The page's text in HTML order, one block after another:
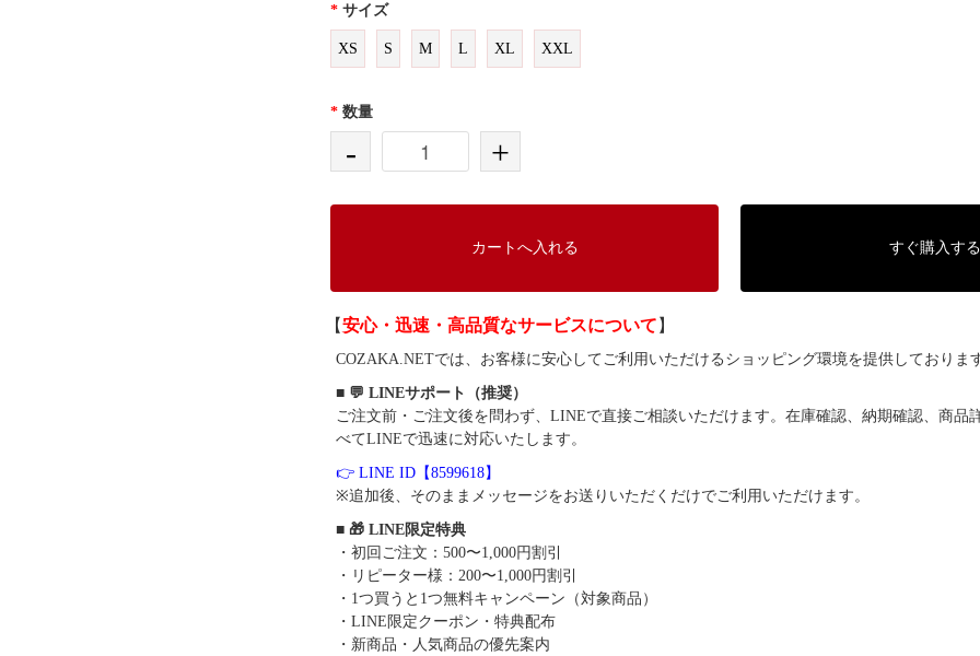
* サイズ
XS S M L XL XXL
* 数量
- +
カートへ入れる すぐ購入する
【安心・迅速・高品質なサービスについて 】
COZAKA.NETでは、お客様に安心してご利用いただけるショッピング環境を提供しておりま
■ 💬 LINEサポート（推奨）
ご注文前・ご注文後を問わず、LINEで直接ご相談いただけます。在庫確認、納期確認、商品
べてLINEで迅速に対応いたします。
👉 LINE ID【8599618】
※追加後、そのままメッセージをお送りいただくだけでご利用いただけます。
■ 🎁 LINE限定特典
・初回ご注文：500〜1,000円割引
・リピーター様：200〜1,000円割引
・1つ買うと1つ無料キャンペーン（対象商品）
・LINE限定クーポン・特典配布
・新商品・人気商品の優先案内